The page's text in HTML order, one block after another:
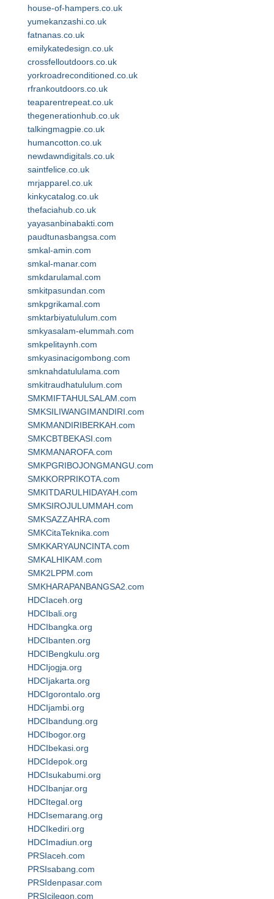
house-of-hampers.co.uk
yumekanzashi.co.uk
fatnanas.co.uk
emilykatedesign.co.uk
crossfelloutdoors.co.uk
yorkroadreconditioned.co.uk
rfrankoutdoors.co.uk
teaparentrepeat.co.uk
thegenerationhub.co.uk
talkingmagpie.co.uk
humancotton.co.uk
newdawndigitals.co.uk
saintfelice.co.uk
mrjapparel.co.uk
kinkycatalog.co.uk
thefaciahub.co.uk
yayasanbinabakti.com
paudtunasbangsa.com
smkal-amin.com
smkal-manar.com
smkdarulamal.com
smkitpasundan.com
smkpgrikamal.com
smktarbiyatululum.com
smkyasalam-elummah.com
smkpelitaynh.com
smkyasinacigombong.com
smknahdatululama.com
smkitraudhatululum.com
SMKMIFTAHULSALAM.com
SMKSILIWANGIMANDIRI.com
SMKMANDIRIBERKAH.com
SMKCBTBEKASI.com
SMKMANAROFA.com
SMKPGRIBOJONGMANGU.com
SMKKORPRIKOTA.com
SMKITDARULHIDAYAH.com
SMKSIROJULUMMAH.com
SMKSAZZAHRA.com
SMKCitaTeknika.com
SMKKARYAUNCINTA.com
SMKALHIKAM.com
SMK2LPPM.com
SMKHARAPANBANGSA2.com
HDCIaceh.org
HDCIbali.org
HDCIbangka.org
HDCIbanten.org
HDCIBengkulu.org
HDCIjogja.org
HDCIjakarta.org
HDCIgorontalo.org
HDCIjambi.org
HDCIbandung.org
HDCIbogor.org
HDCIbekasi.org
HDCIdepok.org
HDCIsukabumi.org
HDCIbanjar.org
HDCItegal.org
HDCIsemarang.org
HDCIkediri.org
HDCImadiun.org
PRSIaceh.com
PRSIsabang.com
PRSIdenpasar.com
PRSIcilegon.com